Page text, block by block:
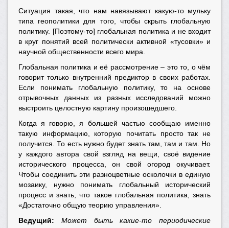
Ситуация такая, что нам навязывают какую-то мульку
типа геополитики для того, чтобы скрыть глобальную
политику. [Поэтому-то] глобальная политика и не входит
в круг понятий всей политически активной «тусовки» и
научной общественности всего мира.
Глобальная политика и её рассмотрение – это то, о чём
говорит только внутренний предиктор в своих работах.
Если понимать глобальную политику, то на основе
отрывочных данных из разных исследований можно
выстроить целостную картину произошедшего.
Когда я говорю, я большей частью сообщаю именно
такую информацию, которую почитать просто так не
получится. То есть нужно будет знать там, там и там. Но
у каждого автора свой взгляд на вещи, своё видение
исторического процесса, он свой огород окучивает.
Чтобы соединить эти разноцветные осколочки в единую
мозаику, нужно понимать глобальный исторический
процесс и знать, что такое глобальная политика, знать
«Достаточно общую теорию управления».
Ведущий:
Может быть какие-то периодические